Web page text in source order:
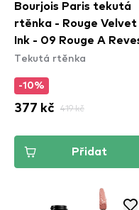
Bourjois Paris tekutá
rtěnka - Rouge Velvet
Ink - 09 Rouge A
Tekutá rtěnka
-10%
377 kč 419 kč
Přidat